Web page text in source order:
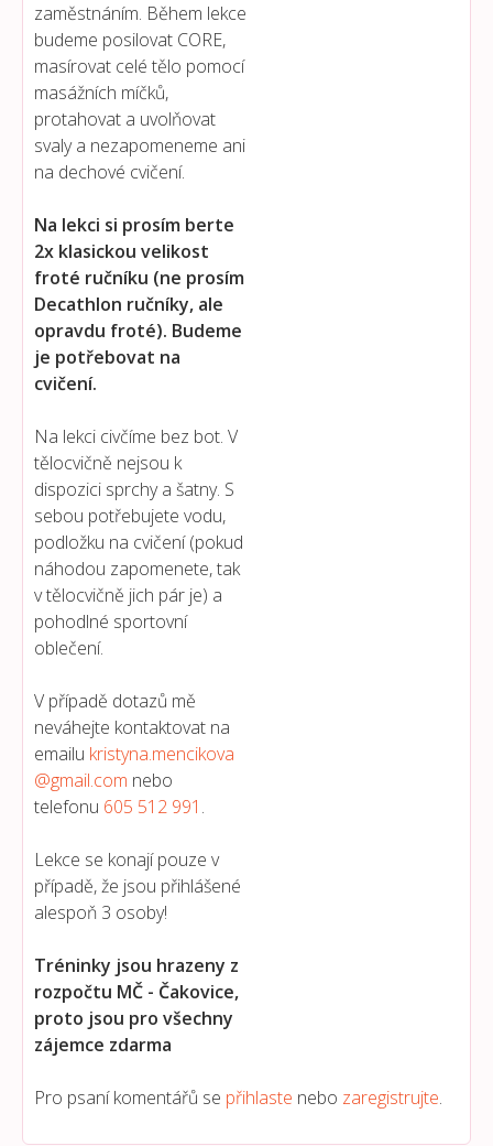
zaměstnáním. Během lekce
budeme posilovat CORE,
masírovat celé tělo pomocí
masážních míčků,
protahovat a uvolňovat
svaly a nezapomeneme ani
na dechové cvičení.
Na lekci si prosím berte
2x klasickou velikost
froté ručníku (ne prosím
Decathlon ručníky, ale
opravdu froté). Budeme
je potřebovat na
cvičení.
Na lekci civčíme bez bot. V
tělocvičně nejsou k
dispozici sprchy a šatny. S
sebou potřebujete vodu,
podložku na cvičení (pokud
náhodou zapomenete, tak
v tělocvičně jich pár je) a
pohodlné sportovní
oblečení.
V případě dotazů mě
neváhejte kontaktovat na
emailu kristyna.mencikova
@gmail.com nebo
telefonu 605 512 991 .
Lekce se konají pouze v
případě, že jsou přihlášené
alespoň 3 osoby!
Tréninky jsou hrazeny z
rozpočtu MČ - Čakovice,
proto jsou pro všechny
zájemce zdarma
Pro psaní komentářů se přihlaste nebo zaregistrujte.